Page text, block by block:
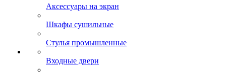
Аксессуары на экран
Шкафы сушильные
Стулья промышленные
Входные двери